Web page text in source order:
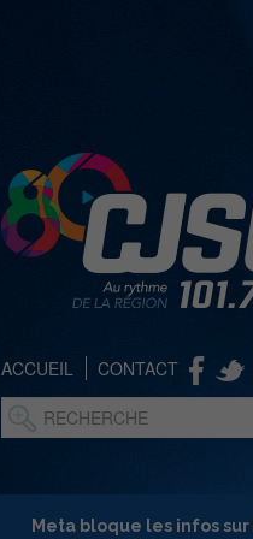
ACCUEIL CONTACT
Meta bloque les infos